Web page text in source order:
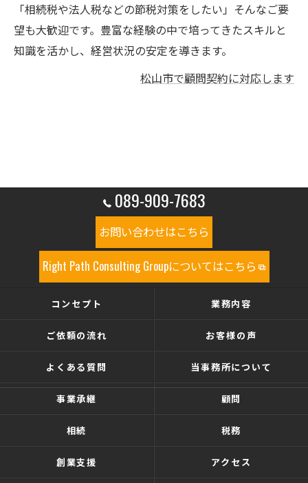
「相続税や法人税などの節税対策をしたい」そんなご要
望も大歓迎です。豊富な経験の中で培ってきたスキルと
知識を活かし、経営状況の安定を導きます。
松山市で顧問契約に対応します
089-909-7683
お問い合わせはこちら
Right Path Consulting Groupについてはこちら
コンセプト 業務内容
ご依頼の流れ お客様の声
よくある質問 当事務所について
事業承継 顧問
相続 税務
創業支援 アクセス